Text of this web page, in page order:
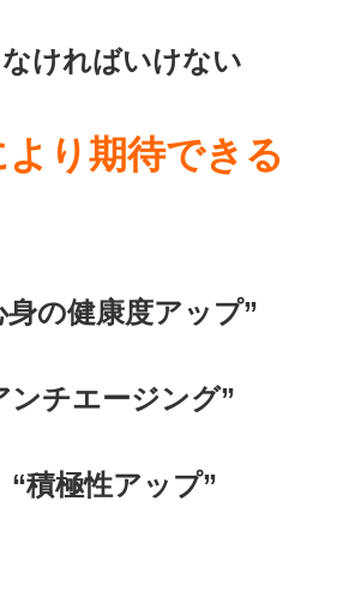
ければいけない
り期待できる
健康度アップ”
チエージング”
極性アップ”